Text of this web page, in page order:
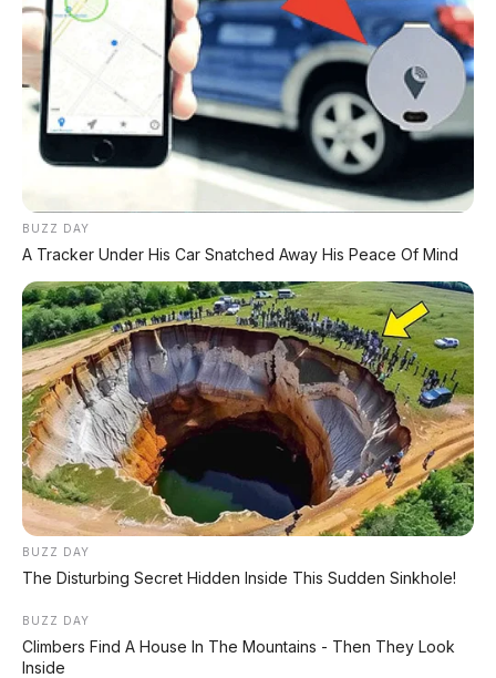
Posting Komentar
BUZZ DAY
A Tracker Under His Car Snatched Away His Peace Of Mind
BUZZ DAY
The Disturbing Secret Hidden Inside This Sudden Sinkhole!
BUZZ DAY
Climbers Find A House In The Mountains - Then They Look
Inside